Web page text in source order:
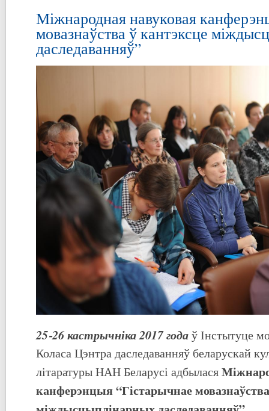
Міжнародная навуковая
мовазнаўства ў кантэксце
даследаванняў”
25‑26 кастрычніка 2017 годаў Інстытуце
Коласа Цэнтра даследаванняў беларускай
літаратуры НАН Беларусі адбылася
канферэнцыя “Гістарычнае